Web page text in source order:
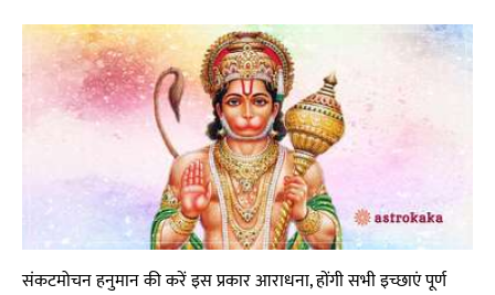
संकटमोचन हनुमान की करें इस प्रकार आराधना, होंगी सभी इच्छाएं पूर्ण